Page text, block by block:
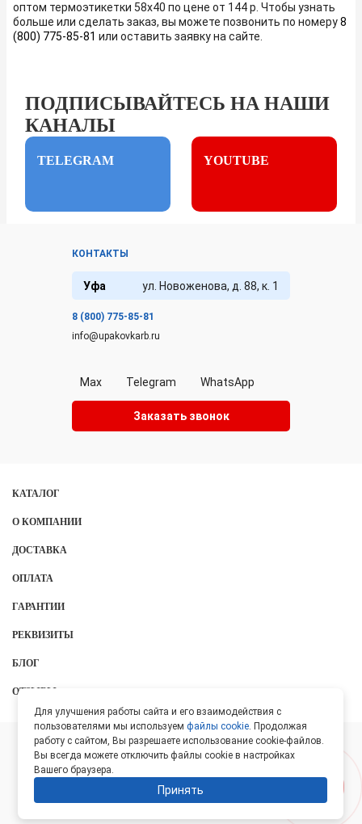
оптом термоэтикетки 58x40 по цене от 144 р. Чтобы узнать
больше или сделать заказ, вы можете позвонить по номеру8
(800) 775-85-81 или оставить заявку на сайте.
ПОДПИСЫВАЙТЕСЬ НА НАШИ
КАНАЛЫ
TELEGRAM YOUTUBE
КОНТАКТЫ
Уфа ул. Новоженова, д. 88, к. 1
8 (800) 775-85-81
info@upakovkarb.ru
Max Telegram WhatsApp
Заказать звонок
КАТАЛОГ
О КОМПАНИИ
ДОСТАВКА
ОПЛАТА
ГАРАНТИИ
РЕКВИЗИТЫ
БЛОГ
ОТЗЫВЫ
ООО «Протон», 2026
Лидер Поиска —SEO-оптимизация сайтов
Для улучшения работы сайта и его взаимодействия с
пользователями мы используемфайлы cookie. Продолжая
работу с сайтом, Вы разрешаете использование cookie-файлов.
Вы всегда можете отключить файлы cookie в настройках
Вашего браузера.
Принять